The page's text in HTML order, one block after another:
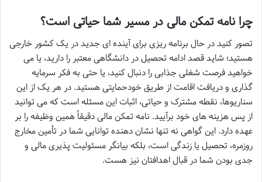
چرا نامه تمکن مالی در مسیر شما حیاتی است؟
تصور کنید در حال برنامه ریزی برای آینده ای جدید در یک کشور خارجی
هستید؛ شاید قصد ادامه تحصیل در دانشگاهی معتبر را دارید، یا می
خواهید فرصت شغلی جذابی را دنبال کنید، یا حتی به فکر سرمایه
گذاری و دریافت اقامت از طریق خودحمایتی هستید. در هر یک از این
سناریوها، نقطه مشترک و حیاتی، اثبات این مسئله است که می توانید
از پس هزینه های خود برآیید. نامه تمکن مالی دقیقاً همین وظیفه را بر
عهده دارد. این گواهی نه تنها نشان دهنده توانایی شما در تأمین مخارج
روزمره، تحصیل یا زندگی است، بلکه بیانگر مسئولیت پذیری مالی و
جدی بودن شما در قبال اهدافتان نیز هست.